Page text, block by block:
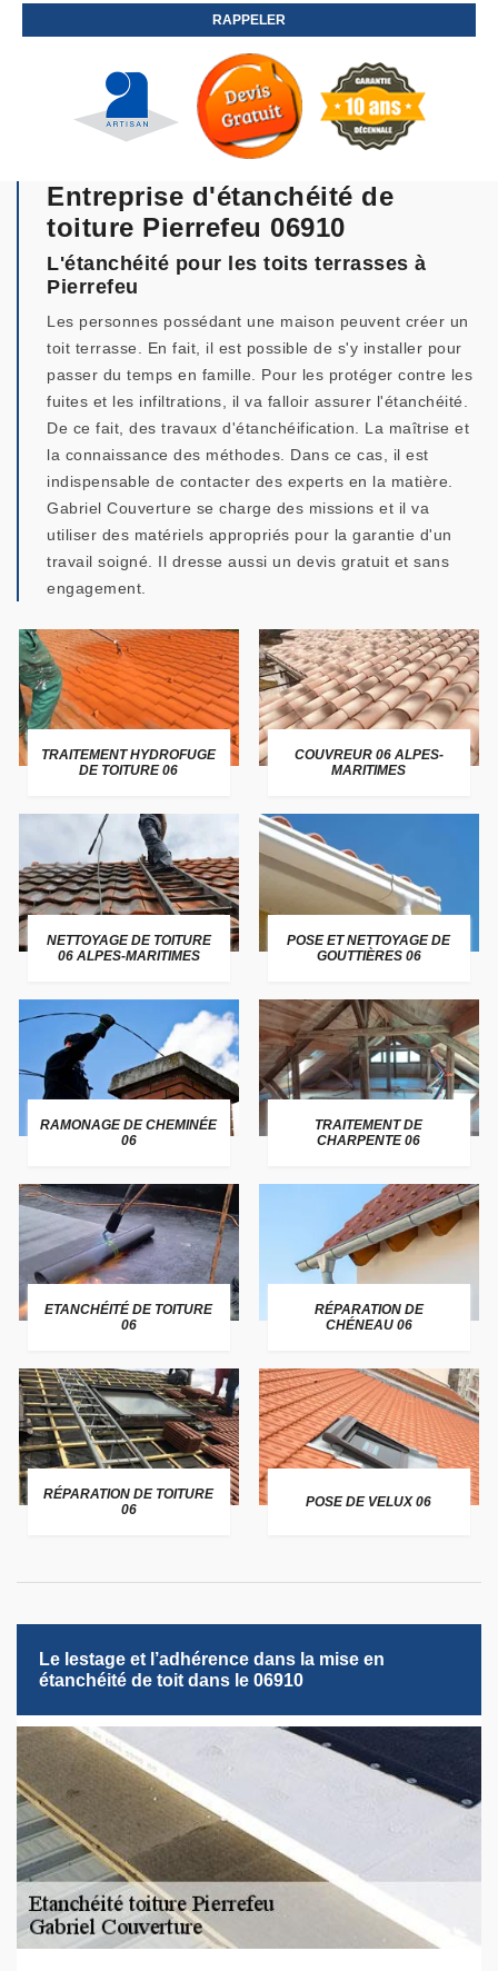
Entreprise d'étanchéité de
toiture Pierrefeu 06910
L'étanchéité pour les toits terrasses à
Pierrefeu
Les personnes possédant une maison peuvent créer un
toit terrasse. En fait, il est possible de s'y installer pour
passer du temps en famille. Pour les protéger contre les
fuites et les infiltrations, il va falloir assurer l'étanchéité.
De ce fait, des travaux d'étanchéification. La maîtrise et
la connaissance des méthodes. Dans ce cas, il est
indispensable de contacter des experts en la matière.
Gabriel Couverture se charge des missions et il va
utiliser des matériels appropriés pour la garantie d'un
travail soigné. Il dresse aussi un devis gratuit et sans
engagement.
TRAITEMENT HYDROFUGE
DE TOITURE 06
COUVREUR 06 ALPES-
MARITIMES
NETTOYAGE DE TOITURE
06 ALPES-MARITIMES
POSE ET NETTOYAGE DE
GOUTTIÈRES 06
RAMONAGE DE CHEMINÉE
06
TRAITEMENT DE
CHARPENTE 06
ETANCHÉITÉ DE TOITURE
06
RÉPARATION DE
CHÉNEAU 06
RÉPARATION DE TOITURE
06
POSE DE VELUX 06
Le lestage et l’adhérence dans la mise en
étanchéité de toit dans le 06910